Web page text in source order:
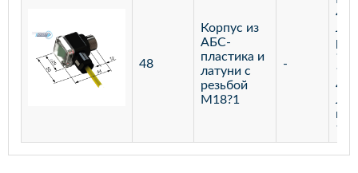
48
Корпус из
АБС-
пластика и
латуни с
резьбой
М18?1
-
400
100